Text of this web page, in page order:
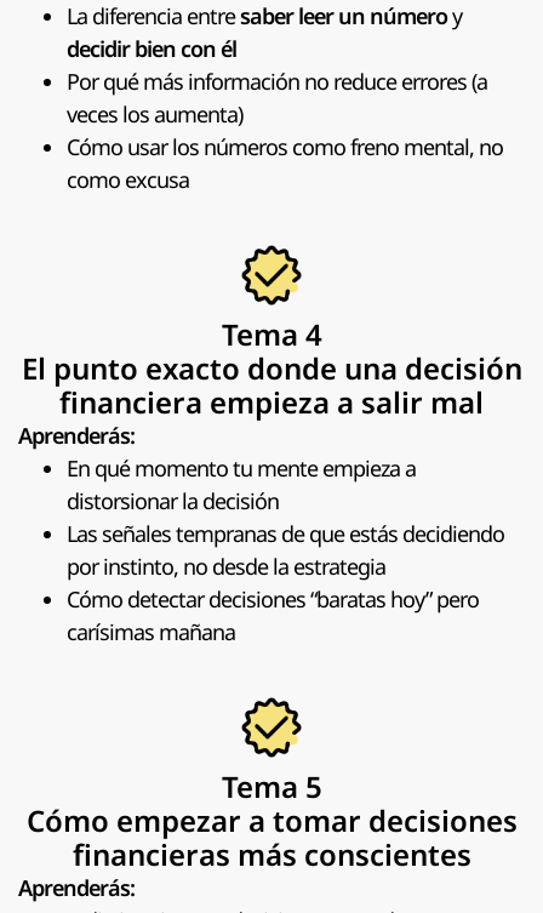
La diferencia entresaber leer un númeroy
decidir bien con él
Por qué más información no reduce errores (a
veces los aumenta)
Cómo usar los números como freno mental, no
como excusa
Tema 4
El punto exacto donde una decisión
financiera empieza a salir mal
Aprenderás:
En qué momento tu mente empieza a
distorsionar la decisión
Las señales tempranas de que estás decidiendo
por instinto, no desde la estrategia
Cómo detectar decisiones “baratas hoy” pero
carísimas mañana
Tema 5
Cómo empezar a tomar decisiones
financieras más conscientes
Aprenderás: